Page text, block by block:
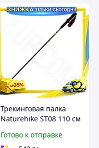
Трекинговая палка
Naturehike ST08 110 см
туризма бордовая
Готово к отправке